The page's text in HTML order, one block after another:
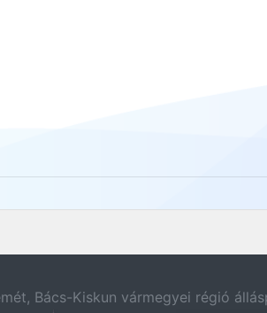
Bács-Kiskun vármegyei régió